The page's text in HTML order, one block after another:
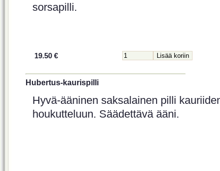
sorsapilli.
19.50 €
Hubertus-kaurispilli
Hyvä-ääninen saksalainen pilli
houkutteluun. Säädettävä ääni.